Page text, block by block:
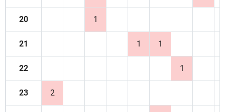
20 1
21 1 1
22 1
23 2